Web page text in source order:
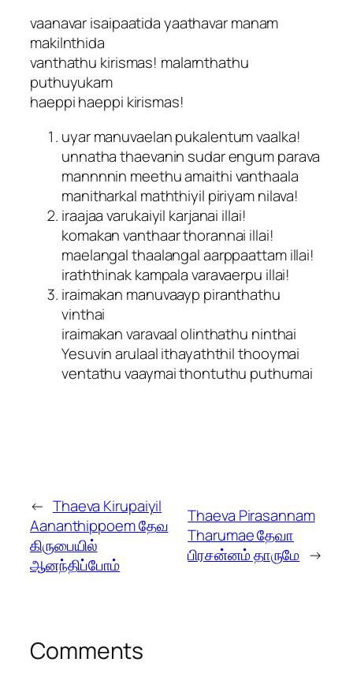
vaanavar isaipaatida yaathavar manam
makilnthida
vanthathu kirismas! malarnthathu
puthuyukam
haeppi haeppi kirismas!
uyar manuvaelan pukalentum vaalka!
unnatha thaevanin sudar engum parava
mannnnin meethu amaithi vanthaala
manitharkal maththiyil piriyam nilava!
iraajaa varukaiyil karjanai illai!
komakan vanthaar thorannai illai!
maelangal thaalangal aarppaattam illai!
iraththinak kampala varavaerpu illai!
iraimakan manuvaayp piranthathu
vinthai
iraimakan varavaal olinthathu ninthai
Yesuvin arulaal ithayaththil thooymai
ventathu vaaymai thontuthu puthumai
← Thaeva Kirupaiyil
Aananthippoem தேவ
கிருபையில்
ஆனந்திப்போம்
Thaeva Pirasannam
Tharumae தேவா
பிரசன்னம் தாருமே →
Comments